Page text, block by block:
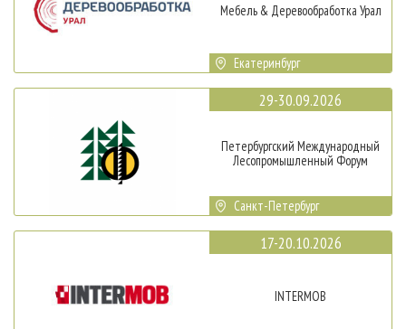
Мебель & Деревообработка Урал
Екатеринбург
29-30.09.2026
Петербургский Международный
Лесопромышленный Форум
Санкт-Петербург
17-20.10.2026
INTERMOB